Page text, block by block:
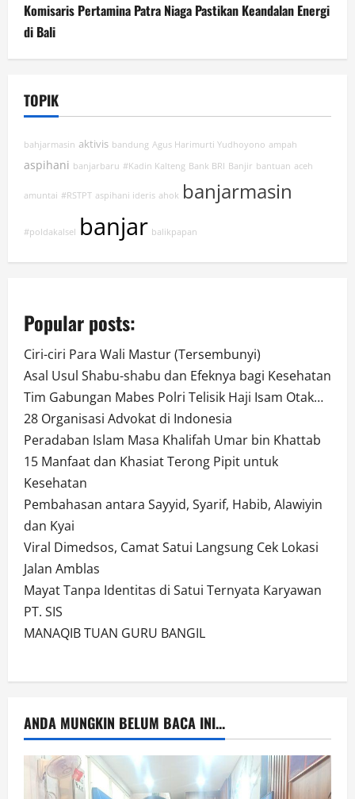
Komisaris Pertamina Patra Niaga Pastikan Keandalan Energi
di Bali
TOPIK
bahjarmasin aktivis bandung Agus Harimurti Yudhoyono ampah
aspihani banjarbaru #Kadin Kalteng Bank BRI Banjir bantuan aceh
amuntai #RSTPT aspihani ideris ahok banjarmasin
#poldakalsel banjar balikpapan
Popular posts:
Ciri-ciri Para Wali Mastur (Tersembunyi)
Asal Usul Shabu-shabu dan Efeknya bagi Kesehatan
Tim Gabungan Mabes Polri Telisik Haji Isam Otak…
28 Organisasi Advokat di Indonesia
Peradaban Islam Masa Khalifah Umar bin Khattab
15 Manfaat dan Khasiat Terong Pipit untuk
Kesehatan
Pembahasan antara Sayyid, Syarif, Habib, Alawiyin
dan Kyai
Viral Dimedsos, Camat Satui Langsung Cek Lokasi
Jalan Amblas
Mayat Tanpa Identitas di Satui Ternyata Karyawan
PT. SIS
MANAQIB TUAN GURU BANGIL
ANDA MUNGKIN BELUM BACA INI...